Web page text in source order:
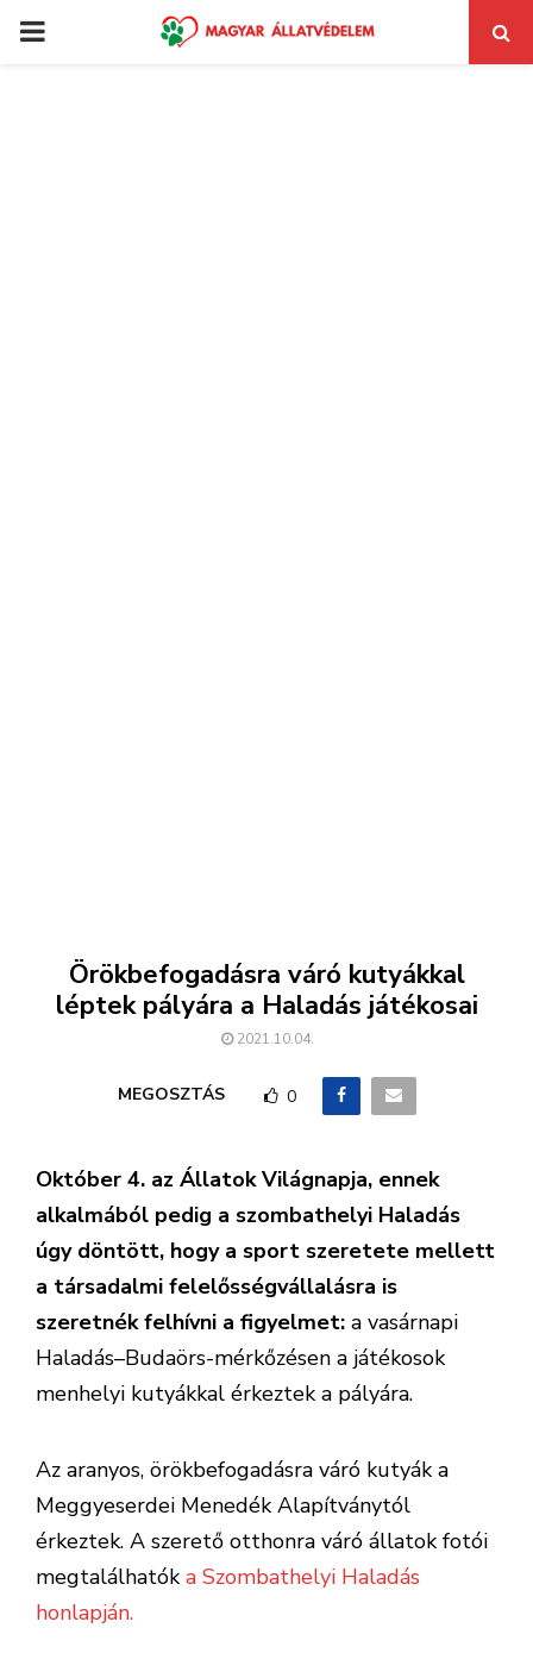
PRIMARY
Örökbefogadásra váró kutyákkal
léptek pályára a Haladás játékosai
2021.10.04.
MEGOSZTÁS 0
Október 4. az Állatok Világnapja, ennek
alkalmából pedig a szombathelyi Haladás
úgy döntött, hogy a sport szeretete mellett
a társadalmi felelősségvállalásra is
szeretnék felhívni a figyelmet: a vasárnapi
Haladás–Budaörs-mérkőzésen a játékosok
menhelyi kutyákkal érkeztek a pályára.
Az aranyos, örökbefogadásra váró kutyák a
Meggyeserdei Menedék Alapítványtól
érkeztek. A szerető otthonra váró állatok fotói
megtalálhatóka Szombathelyi Haladás
honlapján.